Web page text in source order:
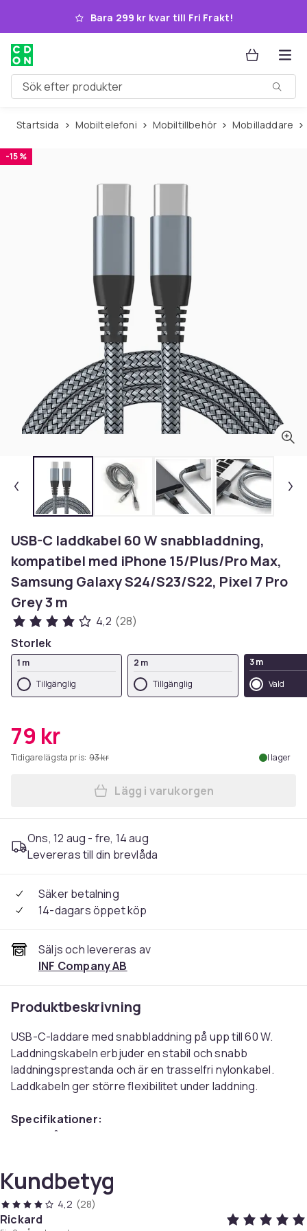
Hoppa till huvudinnehållet
Bara 299 kr kvar till Fri Frakt!
Sök efter produkter
Startsida Mobiltelefoni Mobiltillbehör Mobilladdare
-15 %
USB-C laddkabel 60 W snabbladdning,
kompatibel med iPhone 15/Plus/Pro Max,
Samsung Galaxy S24/S23/S22, Pixel 7 Pro
Grey 3 m
4,2 (28)
Storlek
1 m
Tillgänglig
2 m
Tillgänglig
3 m
Vald
79 kr
Tidigare lägsta pris: 93 kr I lager
Lägg till USB-C laddkabel
Lägg i varukorgen
Ons, 12 aug - fre, 14 aug
Levereras till din brevlåda
Säker betalning
14-dagars öppet köp
Säljs och levereras av
INF Company AB
Produktbeskrivning
USB-C-laddare med snabbladdning på upp till 60 W.
Laddningskabeln erbjuder en stabil och snabb
laddningsprestanda och är en trasselfri nylonkabel.
Laddkabeln ger större flexibilitet under laddning.
Specifikationer:
Färg: Grå
Storlek 3: 3 m
Material: Aluminiumlegering, flätad nylon
Gränssnitt: USB-C-hane + USB-C-hane
Kundbetyg
4,2 (28)
Rickard